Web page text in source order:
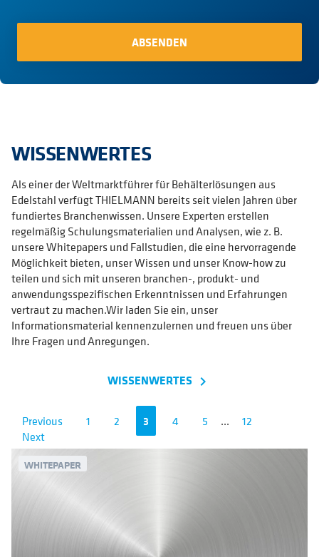
WISSENWERTES
Als einer der Weltmarktführer für Behälterlösungen aus
Edelstahl verfügt THIELMANN bereits seit vielen Jahren über
fundiertes Branchenwissen. Unsere Experten erstellen
regelmäßig Schulungsmaterialien und Analysen, wie z. B.
unsere Whitepapers und Fallstudien, die eine hervorragende
Möglichkeit bieten, unser Wissen und unser Know-how zu
teilen und sich mit unseren branchen-, produkt- und
anwendungsspezifischen Erkenntnissen und Erfahrungen
vertraut zu machen.Wir laden Sie ein, unser
Informationsmaterial kennenzulernen und freuen uns über
Ihre Fragen und Anregungen.
WISSENWERTES navigate_next
Previous 1 2 3 4 5 ...
12
Next
WHITEPAPER